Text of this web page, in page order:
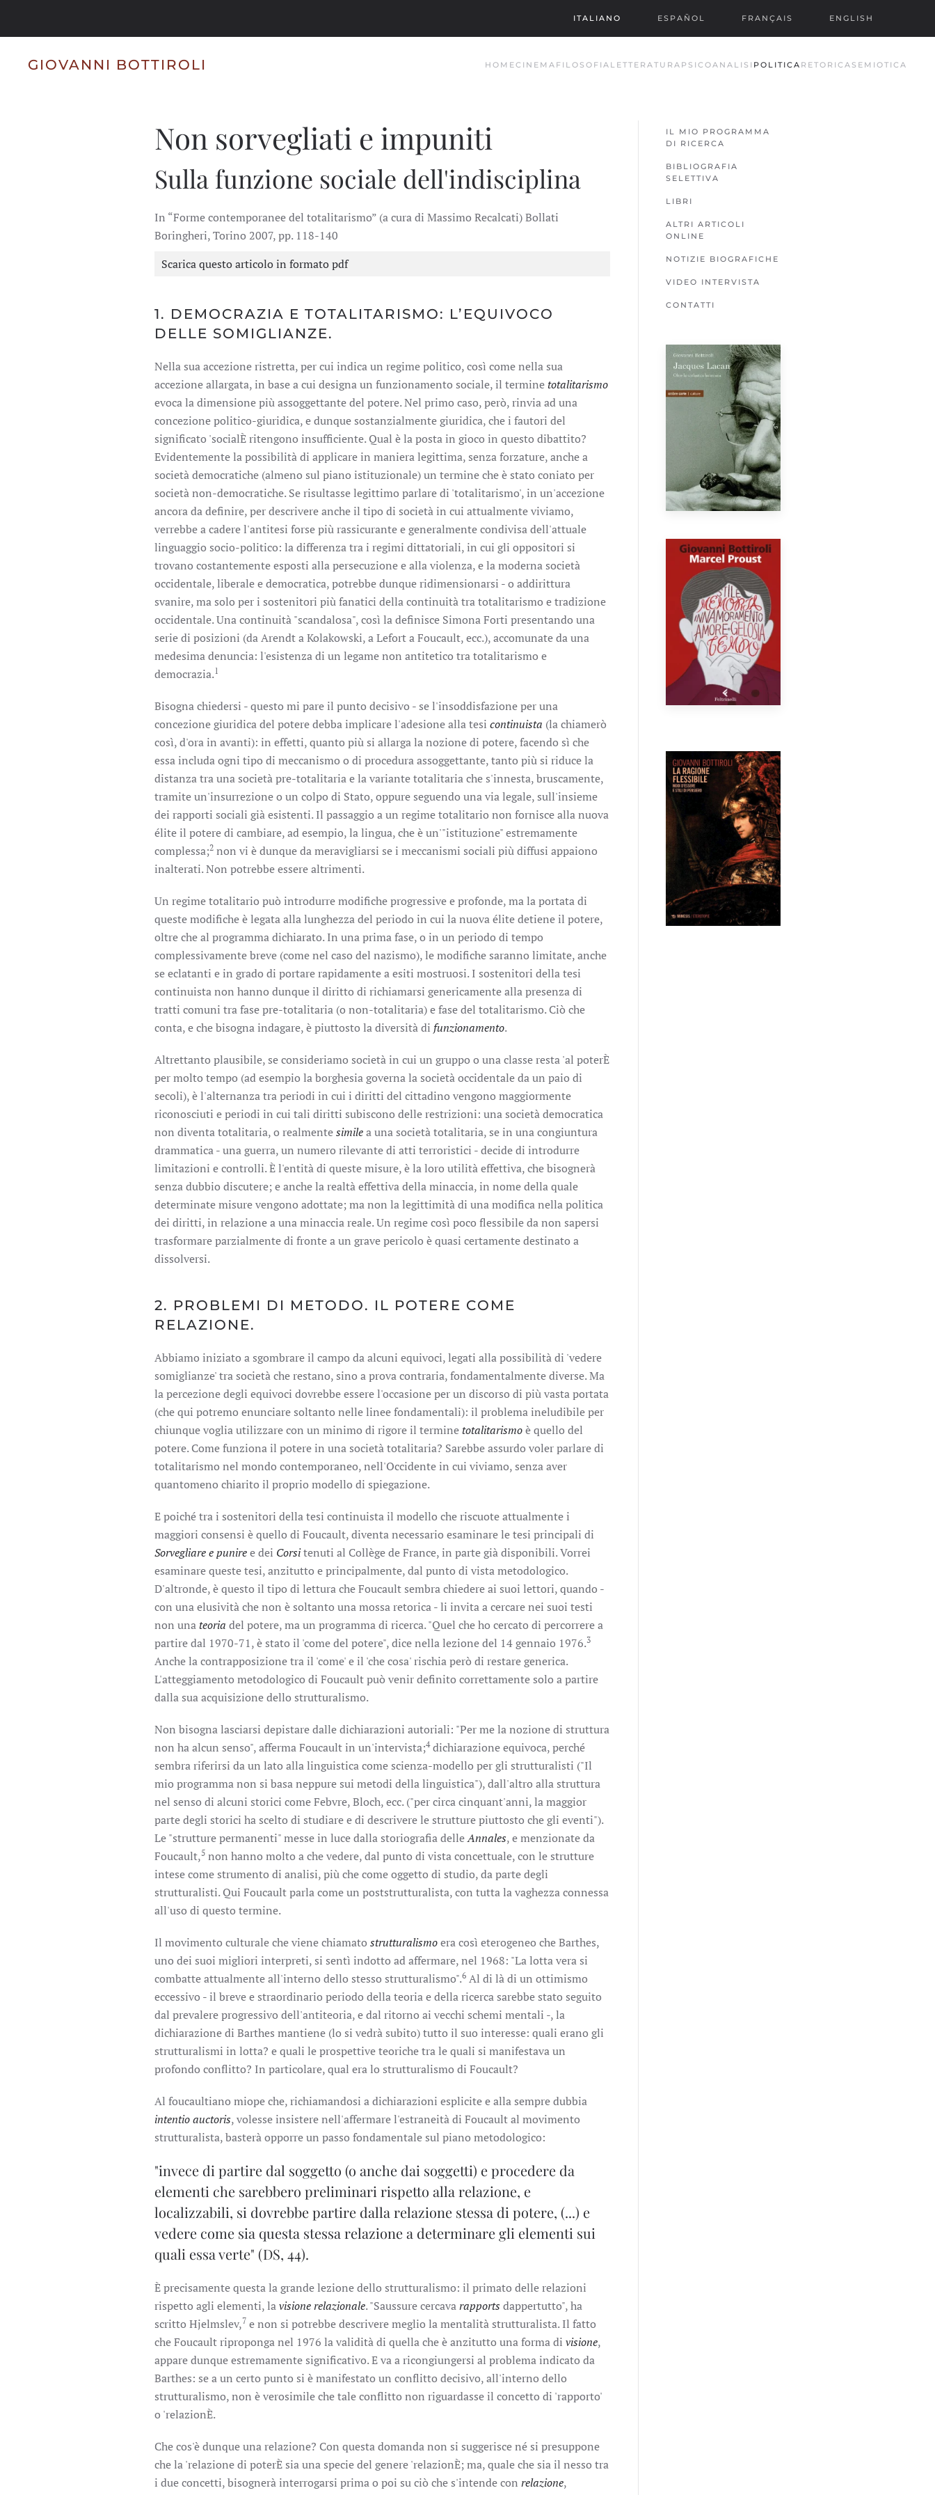
ITALIANO ESPAÑOL FRANÇAIS ENGLISH
GIOVANNI BOTTIROLI HOMECINEMA FILOSOFIA LETTERATURA PSICOANALISI POLITICA RETORICA SEMIOTICA
Non sorvegliati e impuniti
Sulla funzione sociale dell'indisciplina
In “Forme contemporanee del totalitarismo” (a cura di Massimo Recalcati) Bollati
Boringheri, Torino 2007, pp. 118-140
Scarica questo articolo in formato pdf
1. DEMOCRAZIA E TOTALITARISMO: L’EQUIVOCO
DELLE SOMIGLIANZE.
Nella sua accezione ristretta, per cui indica un regime politico, così come nella sua
accezione allargata, in base a cui designa un funzionamento sociale, il termine totalitarismo
evoca la dimensione più assoggettante del potere. Nel primo caso, però, rinvia ad una
concezione politico-giuridica, e dunque sostanzialmente giuridica, che i fautori del
significato 'socialÈ ritengono insufficiente. Qual è la posta in gioco in questo dibattito?
Evidentemente la possibilità di applicare in maniera legittima, senza forzature, anche a
società democratiche (almeno sul piano istituzionale) un termine che è stato coniato per
società non-democratiche. Se risultasse legittimo parlare di 'totalitarismo', in un'accezione
ancora da definire, per descrivere anche il tipo di società in cui attualmente viviamo,
verrebbe a cadere l'antitesi forse più rassicurante e generalmente condivisa dell'attuale
linguaggio socio-politico: la differenza tra i regimi dittatoriali, in cui gli oppositori si
trovano costantemente esposti alla persecuzione e alla violenza, e la moderna società
occidentale, liberale e democratica, potrebbe dunque ridimensionarsi - o addirittura
svanire, ma solo per i sostenitori più fanatici della continuità tra totalitarismo e tradizione
occidentale. Una continuità "scandalosa", così la definisce Simona Forti presentando una
serie di posizioni (da Arendt a Kolakowski, a Lefort a Foucault, ecc.), accomunate da una
medesima denuncia: l'esistenza di un legame non antitetico tra totalitarismo e
democrazia.1
Bisogna chiedersi - questo mi pare il punto decisivo - se l'insoddisfazione per una
concezione giuridica del potere debba implicare l'adesione alla tesi continuista (la chiamerò
così, d'ora in avanti): in effetti, quanto più si allarga la nozione di potere, facendo sì che
essa includa ogni tipo di meccanismo o di procedura assoggettante, tanto più si riduce la
distanza tra una società pre-totalitaria e la variante totalitaria che s'innesta, bruscamente,
tramite un'insurrezione o un colpo di Stato, oppure seguendo una via legale, sull'insieme
dei rapporti sociali già esistenti. Il passaggio a un regime totalitario non fornisce alla nuova
élite il potere di cambiare, ad esempio, la lingua, che è un'"istituzione" estremamente
complessa;2 non vi è dunque da meravigliarsi se i meccanismi sociali più diffusi appaiono
inalterati. Non potrebbe essere altrimenti.
Un regime totalitario può introdurre modifiche progressive e profonde, ma la portata di
queste modifiche è legata alla lunghezza del periodo in cui la nuova élite detiene il potere,
oltre che al programma dichiarato. In una prima fase, o in un periodo di tempo
complessivamente breve (come nel caso del nazismo), le modifiche saranno limitate, anche
se eclatanti e in grado di portare rapidamente a esiti mostruosi. I sostenitori della tesi
continuista non hanno dunque il diritto di richiamarsi genericamente alla presenza di
tratti comuni tra fase pre-totalitaria (o non-totalitaria) e fase del totalitarismo. Ciò che
conta, e che bisogna indagare, è piuttosto la diversità di funzionamento.
Altrettanto plausibile, se consideriamo società in cui un gruppo o una classe resta 'al poterÈ
per molto tempo (ad esempio la borghesia governa la società occidentale da un paio di
secoli), è l'alternanza tra periodi in cui i diritti del cittadino vengono maggiormente
riconosciuti e periodi in cui tali diritti subiscono delle restrizioni: una società democratica
non diventa totalitaria, o realmentesimilea una società totalitaria, se in una congiuntura
drammatica - una guerra, un numero rilevante di atti terroristici - decide di introdurre
limitazioni e controlli. È l'entità di queste misure, è la loro utilità effettiva, che bisognerà
senza dubbio discutere; e anche la realtà effettiva della minaccia, in nome della quale
determinate misure vengono adottate; ma non la legittimità di una modifica nella politica
dei diritti, in relazione a una minaccia reale. Un regime così poco flessibile da non sapersi
trasformare parzialmente di fronte a un grave pericolo è quasi certamente destinato a
dissolversi.
2. PROBLEMI DI METODO. IL POTERE COME
RELAZIONE.
Abbiamo iniziato a sgombrare il campo da alcuni equivoci, legati alla possibilità di 'vedere
somiglianze' tra società che restano, sino a prova contraria, fondamentalmente diverse. Ma
la percezione degli equivoci dovrebbe essere l'occasione per un discorso di più vasta portata
(che qui potremo enunciare soltanto nelle linee fondamentali): il problema ineludibile per
chiunque voglia utilizzare con un minimo di rigore il termine totalitarismoè quello del
potere. Come funziona il potere in una società totalitaria? Sarebbe assurdo voler parlare di
totalitarismo nel mondo contemporaneo, nell'Occidente in cui viviamo, senza aver
quantomeno chiarito il proprio modello di spiegazione.
E poiché tra i sostenitori della tesi continuista il modello che riscuote attualmente i
maggiori consensi è quello di Foucault, diventa necessario esaminare le tesi principali di
Sorvegliare e puniree dei Corsitenuti al Collège de France, in parte già disponibili. Vorrei
esaminare queste tesi, anzitutto e principalmente, dal punto di vista metodologico.
D'altronde, è questo il tipo di lettura che Foucault sembra chiedere ai suoi lettori, quando -
con una elusività che non è soltanto una mossa retorica - li invita a cercare nei suoi testi
non una teoria del potere, ma un programma di ricerca. "Quel che ho cercato di percorrere a
partire dal 1970-71, è stato il 'come del potere", dice nella lezione del 14 gennaio 1976.3
Anche la contrapposizione tra il 'come' e il 'che cosa' rischia però di restare generica.
L'atteggiamento metodologico di Foucault può venir definito correttamente solo a partire
dalla sua acquisizione dello strutturalismo.
Non bisogna lasciarsi depistare dalle dichiarazioni autoriali: "Per me la nozione di struttura
non ha alcun senso", afferma Foucault in un'intervista;4dichiarazione equivoca, perché
sembra riferirsi da un lato alla linguistica come scienza-modello per gli strutturalisti ("Il
mio programma non si basa neppure sui metodi della linguistica"), dall'altro alla struttura
nel senso di alcuni storici come Febvre, Bloch, ecc. ("per circa cinquant'anni, la maggior
parte degli storici ha scelto di studiare e di descrivere le strutture piuttosto che gli eventi").
Le "strutture permanenti" messe in luce dalla storiografia delleAnnales, e menzionate da
Foucault,5 non hanno molto a che vedere, dal punto di vista concettuale, con le strutture
intese come strumento di analisi, più che come oggetto di studio, da parte degli
strutturalisti. Qui Foucault parla come un poststrutturalista, con tutta la vaghezza connessa
all'uso di questo termine.
Il movimento culturale che viene chiamato strutturalismoera così eterogeneo che Barthes,
uno dei suoi migliori interpreti, si sentì indotto ad affermare, nel 1968: "La lotta vera si
combatte attualmente all'interno dello stesso strutturalismo".6 Al di là di un ottimismo
eccessivo - il breve e straordinario periodo della teoria e della ricerca sarebbe stato seguito
dal prevalere progressivo dell'antiteoria, e dal ritorno ai vecchi schemi mentali -, la
dichiarazione di Barthes mantiene (lo si vedrà subito) tutto il suo interesse: quali erano gli
strutturalismi in lotta? e quali le prospettive teoriche tra le quali si manifestava un
profondo conflitto? In particolare, qual era lo strutturalismo di Foucault?
Al foucaultiano miope che, richiamandosi a dichiarazioni esplicite e alla sempre dubbia
intentio auctoris, volesse insistere nell'affermare l'estraneità di Foucault al movimento
strutturalista, basterà opporre un passo fondamentale sul piano metodologico:
"invece di partire dal soggetto (o anche dai soggetti) e procedere da
elementi che sarebbero preliminari rispetto alla relazione, e
localizzabili, si dovrebbe partire dalla relazione stessa di potere, (...) e
vedere come sia questa stessa relazione a determinare gli elementi sui
quali essa verte" (DS, 44).
È precisamente questa la grande lezione dello strutturalismo: il primato delle relazioni
rispetto agli elementi, lavisione relazionale. "Saussure cercavarapports dappertutto", ha
scritto Hjelmslev,7 e non si potrebbe descrivere meglio la mentalità strutturalista. Il fatto
che Foucault riproponga nel 1976 la validità di quella che è anzitutto una forma di visione,
appare dunque estremamente significativo. E va a ricongiungersi al problema indicato da
Barthes: se a un certo punto si è manifestato un conflitto decisivo, all'interno dello
strutturalismo, non è verosimile che tale conflitto non riguardasse il concetto di 'rapporto'
o 'relazionÈ.
Che cos'è dunque una relazione? Con questa domanda non si suggerisce né si presuppone
che la 'relazione di poterÈ sia una specie del genere 'relazionÈ; ma, quale che sia il nesso tra
i due concetti, bisognerà interrogarsi prima o poi su ciò che s'intende con relazione,
IL MIO PROGRAMMA
DI RICERCA
BIBLIOGRAFIA
SELETTIVA
LIBRI
ALTRI ARTICOLI
ONLINE
NOTIZIE BIOGRAFICHE
VIDEO INTERVISTA
CONTATTI